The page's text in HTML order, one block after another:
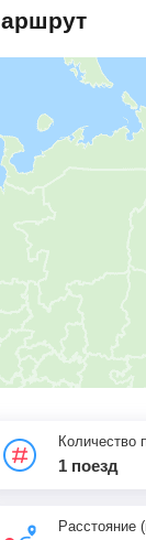
Маршрут
Количество
1 поезд
Расстояние